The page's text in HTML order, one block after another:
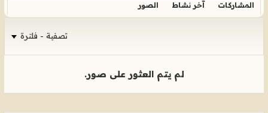
المشاركات آخر نشاط الصور
تصفية - فلترة
لم يتم العثور على صور.